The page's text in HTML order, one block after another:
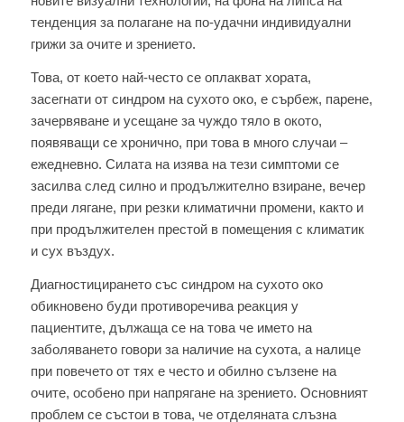
тенденция за полагане на по-удачни индивидуални
грижи за очите и зрението.
Това, от което най-често се оплакват хората,
засегнати от синдром на сухото око, е сърбеж, парене,
зачервяване и усещане за чуждо тяло в окото,
появяващи се хронично, при това в много случаи –
ежедневно. Силата на изява на тези симптоми се
засилва след силно и продължително взиране, вечер
преди лягане, при резки климатични промени, както и
при продължителен престой в помещения с климатик
и сух въздух.
Диагностицирането със синдром на сухото око
обикновено буди противоречива реакция у
пациентите, дължаща се на това че името на
заболяването говори за наличие на сухота, а налице
при повечето от тях е често и обилно сълзене на
очите, особено при напрягане на зрението. Основният
проблем се състои в това, че отделяната слъзна